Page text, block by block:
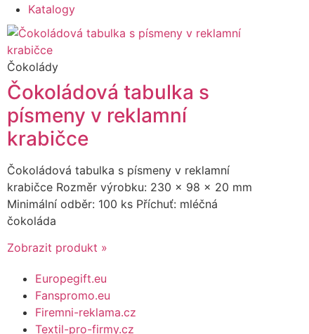
Katalogy
Čokolády
Čokoládová tabulka s
písmeny v reklamní
krabičce
Čokoládová tabulka s písmeny v reklamní
krabičce Rozměr výrobku: 230 x 98 x 20 mm
Minimální odběr: 100 ks Příchuť: mléčná
čokoláda
Zobrazit produkt »
Europegift.eu
Fanspromo.eu
Firemni-reklama.cz
Textil-pro-firmy.cz